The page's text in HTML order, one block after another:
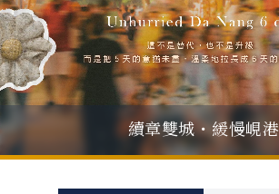
瑞士鐵道．2027 深度之旅
一人旅行Solo Travel
山海雙享・北海道
冬日慢旅・奧捷德續章雙城・緩慢峴港